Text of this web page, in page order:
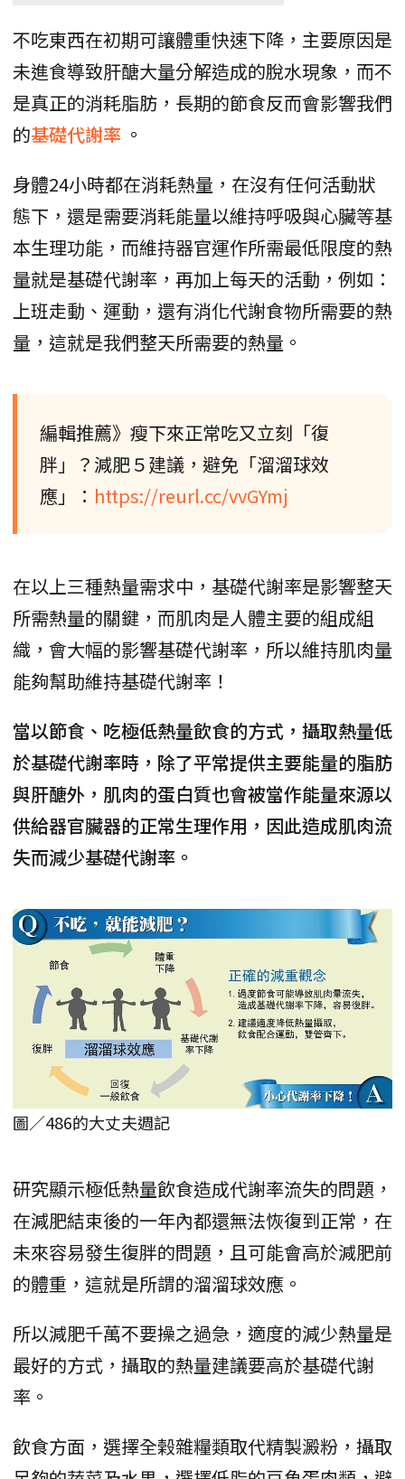
不吃東西在初期可讓體重快速下降，主要原因是
未進食導致肝醣大量分解造成的脫水現象，而不
是真正的消耗脂肪，長期的節食反而會影響我們
的基礎代謝率 。
身體24小時都在消耗熱量，在沒有任何活動狀
態下，還是需要消耗能量以維持呼吸與心臟等基
本生理功能，而維持器官運作所需最低限度的熱
量就是基礎代謝率，再加上每天的活動，例如：
上班走動、運動，還有消化代謝食物所需要的熱
量，這就是我們整天所需要的熱量。
編輯推薦》瘦下來正常吃又立刻「復
胖」？減肥５建議，避免「溜溜球效
應」： https://reurl.cc/vvGYmj
在以上三種熱量需求中，基礎代謝率是影響整天
所需熱量的關鍵，而肌肉是人體主要的組成組
織，會大幅的影響基礎代謝率，所以維持肌肉量
能夠幫助維持基礎代謝率！
當以節食、吃極低熱量飲食的方式，攝取熱量低
於基礎代謝率時，除了平常提供主要能量的脂肪
與肝醣外，肌肉的蛋白質也會被當作能量來源以
供給器官臟器的正常生理作用，因此造成肌肉流
失而減少基礎代謝率。
圖／486的大丈夫週記
研究顯示極低熱量飲食造成代謝率流失的問題，
在減肥結束後的一年內都還無法恢復到正常，在
未來容易發生復胖的問題，且可能會高於減肥前
的體重，這就是所謂的溜溜球效應。
所以減肥千萬不要操之過急，適度的減少熱量是
最好的方式，攝取的熱量建議要高於基礎代謝
率。
飲食方面，選擇全榖雜糧類取代精製澱粉，攝取